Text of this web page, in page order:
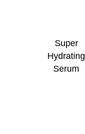
Super
Hydrating
Serum